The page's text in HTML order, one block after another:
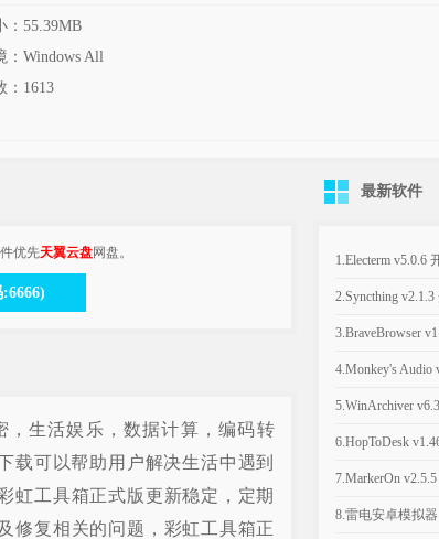
：55.39MB
：Windows All
1613
优先天翼云盘网盘。
生活娱乐，数据计算，编码转
载可以帮助用户解决生活中遇到
虹工具箱正式版更新稳定，定期
修复相关的问题，彩虹工具箱正
最新软件
1.Electerm v5.0.6
SSH桌面终端管
2.Syncthing
台的文件同步工具
3.BraveBrowser
打隐私安全的浏
4.Monkey's Audio
费无损音频压缩
5.WinArchiver
缩解压缩软件
6.HopToDesk
跨平台免费商用
7.MarkerOn
级屏幕标注工具
8.雷电安卓模拟器